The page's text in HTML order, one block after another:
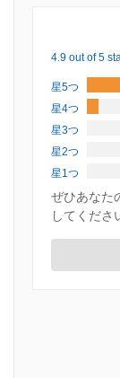
4.9 out of 5
星5つ
星4つ
星3つ
星2つ
星1つ
ぜひあなた
してくださ